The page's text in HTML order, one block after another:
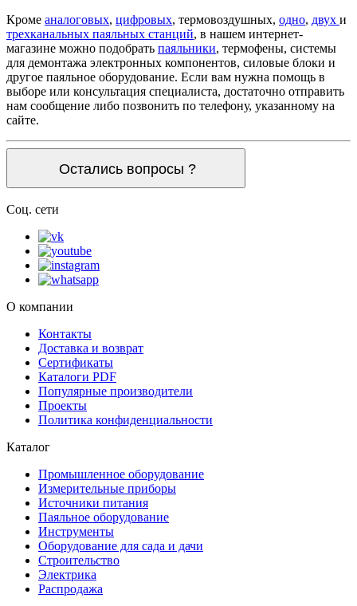
Кроме аналоговых, цифровых, термовоздушных, одно, двух и
трехканальных паяльных станций, в нашем интернет-
магазине можно подобрать паяльники, термофены, системы
для демонтажа электронных компонентов, силовые блоки и
другое паяльное оборудование. Если вам нужна помощь в
выборе или консультация специалиста, достаточно отправить
нам сообщение либо позвонить по телефону, указанному на
сайте.
Остались вопросы ?
Соц. сети
О компании
Контакты
Доставка и возврат
Сертификаты
Каталоги PDF
Популярные производители
Проекты
Политика конфиденциальности
Каталог
Промышленное оборудование
Измерительные приборы
Источники питания
Паяльное оборудование
Инструменты
Оборудование для сада и дачи
Строительство
Электрика
Распродажа